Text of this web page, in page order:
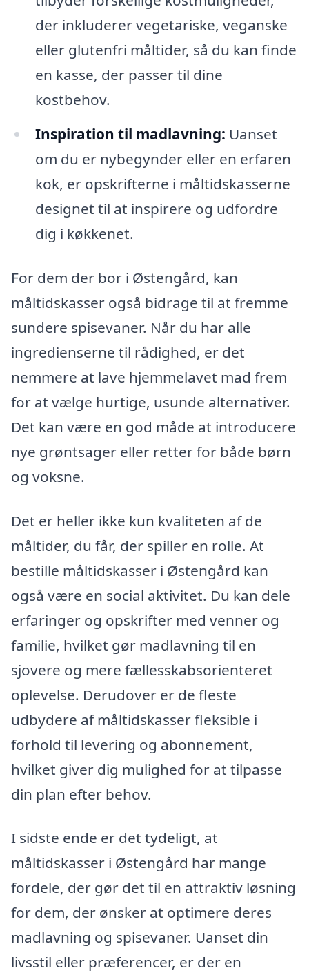
der inkluderer vegetariske, veganske
eller glutenfri måltider, så du kan finde
en kasse, der passer til dine
kostbehov.
Inspiration til madlavning: Uanset
om du er nybegynder eller en erfaren
kok, er opskrifterne i måltidskasserne
designet til at inspirere og udfordre
dig i køkkenet.
For dem der bor i Østengård, kan
måltidskasser også bidrage til at fremme
sundere spisevaner. Når du har alle
ingredienserne til rådighed, er det
nemmere at lave hjemmelavet mad frem
for at vælge hurtige, usunde alternativer.
Det kan være en god måde at introducere
nye grøntsager eller retter for både børn
og voksne.
Det er heller ikke kun kvaliteten af de
måltider, du får, der spiller en rolle. At
bestille måltidskasser i Østengård kan
også være en social aktivitet. Du kan dele
erfaringer og opskrifter med venner og
familie, hvilket gør madlavning til en
sjovere og mere fællesskabsorienteret
oplevelse. Derudover er de fleste
udbydere af måltidskasser fleksible i
forhold til levering og abonnement,
hvilket giver dig mulighed for at tilpasse
din plan efter behov.
I sidste ende er det tydeligt, at
måltidskasser i Østengård har mange
fordele, der gør det til en attraktiv løsning
for dem, der ønsker at optimere deres
madlavning og spisevaner. Uanset din
livsstil eller præferencer, er der en